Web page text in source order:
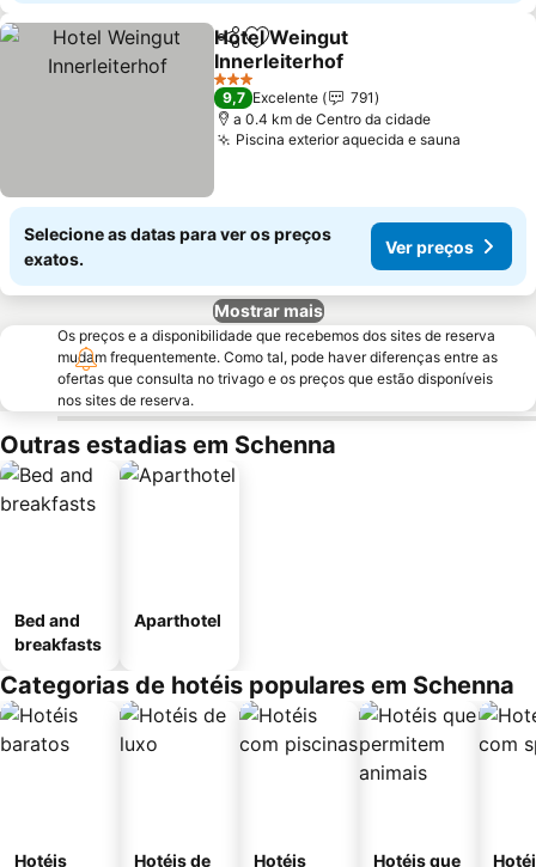
PartilharAdicionar aos favoritos
Hotel Weingut
Innerleiterhof
3 Estrelas
9,7 Excelente
791
a 0.4 km de Centro da cidade
Piscina exterior aquecida e sauna
Selecione as datas para ver os preços
exatos.
Ver preços
Mostrar mais
Os preços e a disponibilidade que recebemos dos sites de reserva
mudam frequentemente. Como tal, pode haver diferenças entre as
ofertas que consulta no trivago e os preços que estão disponíveis
nos sites de reserva.
Outras estadias em Schenna
Bed and
breakfasts
Aparthotel
Categorias de hotéis populares em Schenna
Hotéis
Hotéis de
Hotéis
Hotéis que